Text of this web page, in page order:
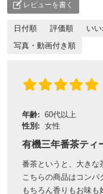
レビューを書く
日付順 評価順 い
写真・動画付き順
年齢: 60代以上
性別: 女性
有機三年番茶ティ
番茶というと、大きな
こちらの商品はコンパ
もちろん香りもお味も